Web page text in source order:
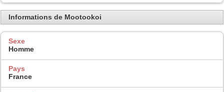
Informations de Mootookoi
Sexe
Homme
Pays
France